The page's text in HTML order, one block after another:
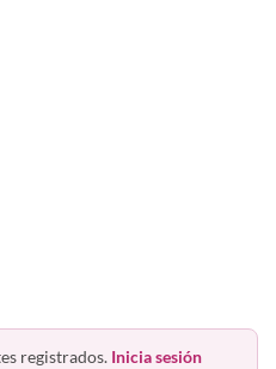
registrados. Inicia sesión